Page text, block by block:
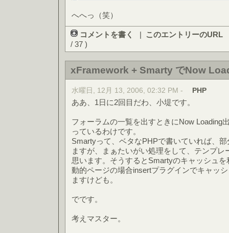
へへっ（笑）
コメントを書く | このエントリーのURL
/ 37 )
xFramework + Smarty でNow
水曜日, 12月 13, 2006, 02:32 PM - PHP
ああ、1日に2回目だわ、小堤です。
フォーラムの一覧を出すときにNow Loading
っているわけです。
Smartyって、ベタなPHPで書いていれば、
ますが、まぁたいがい処理をして、テンプ
思います。そうするとSmartyのキャッシュ
動的ページの場合insertプラグインでキャッ
ますけども。
でです。
考えマスター。